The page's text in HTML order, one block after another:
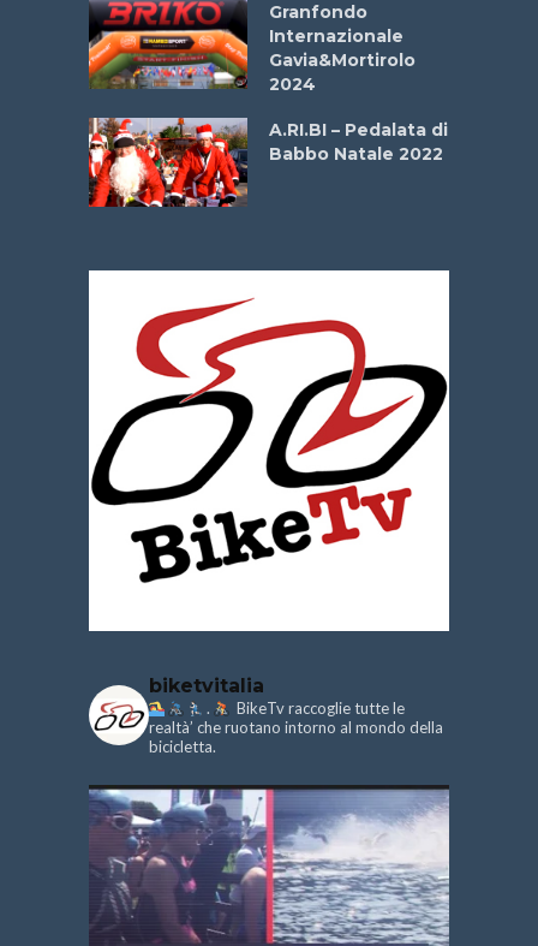
Granfondo
Internazionale
Gavia&Mortirolo
2024
A.RI.BI – Pedalata di
Babbo Natale 2022
biketvitalia
.
BikeTv raccoglie tutte le
realtà’ che ruotano intorno al mondo della
bicicletta.